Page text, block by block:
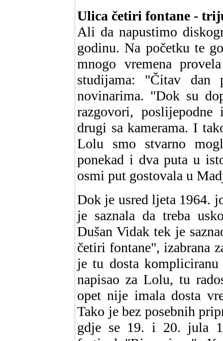
Ulica četiri fontane -
Ali da napustimo
godinu. Na početku te
mnogo vremena
studijama: "Čitav
novinarima. "Dok su
razgovori,
drugi sa kamerama. I
Lolu smo stvarno
ponekad i dva puta u
osmi put gostovala u
Dok je usred ljeta 1964.
je saznala da treba
Dušan Vidak tek je
četiri fontane", izabrana
je tu dosta
napisao za Lolu, tu
opet nije imala dosta
Tako je bez posebnih
gdje se 19. i 20. jula